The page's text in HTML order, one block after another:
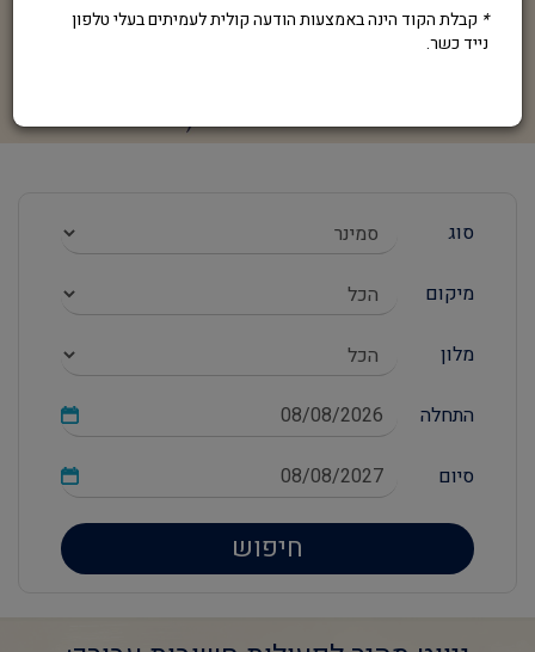
סוג
מיקום
מלון
התחלה
סיום
חיפוש
* קבלת הקוד הינה באמצעות הודעה קולית לעמיתים בעלי טלפון
נייד כשר.